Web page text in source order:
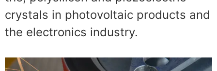
crystals in photovoltaic products and
the electronics industry.